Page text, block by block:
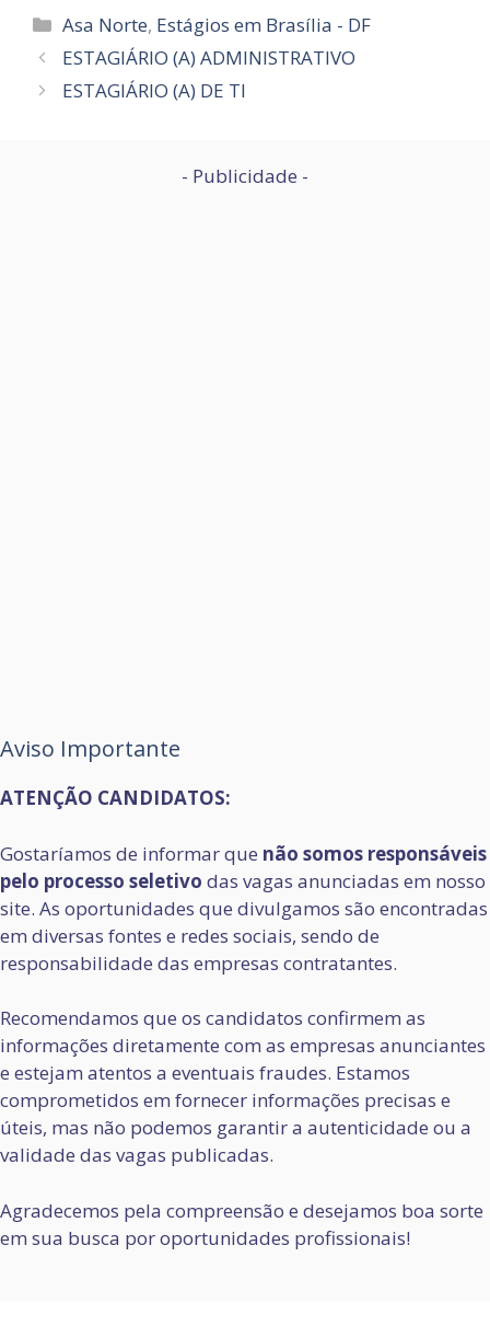
Categorias
Asa Norte, Estágios em Brasília - DF
ESTAGIÁRIO (A) ADMINISTRATIVO
ESTAGIÁRIO (A) DE TI
- Publicidade -
Aviso Importante
ATENÇÃO CANDIDATOS:
Gostaríamos de informar que não somos responsáveis
pelo processo seletivo das vagas anunciadas em nosso
site. As oportunidades que divulgamos são encontradas
em diversas fontes e redes sociais, sendo de
responsabilidade das empresas contratantes.
Recomendamos que os candidatos confirmem as
informações diretamente com as empresas anunciantes
e estejam atentos a eventuais fraudes. Estamos
comprometidos em fornecer informações precisas e
úteis, mas não podemos garantir a autenticidade ou a
validade das vagas publicadas.
Agradecemos pela compreensão e desejamos boa sorte
em sua busca por oportunidades profissionais!